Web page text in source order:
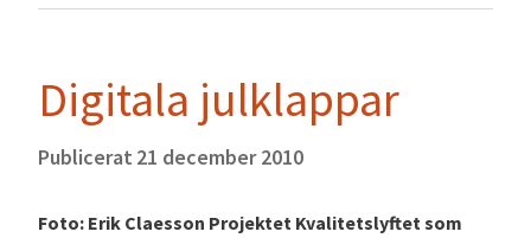
Digitala julklappar
Publicerat 21 december 2010
Foto: Erik Claesson Projektet Kvalitetslyftet som